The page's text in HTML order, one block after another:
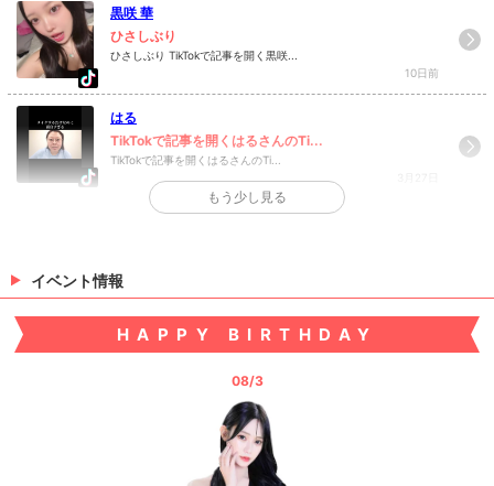
黒咲 華
ひさしぶり
ひさしぶり TikTokで記事を開く黒咲...
10日前
はる
TikTokで記事を開くはるさんのTi...
TikTokで記事を開くはるさんのTi...
もう少し見る
イベント情報
HAPPY BIRTHDAY
08/3